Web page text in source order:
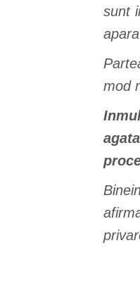
sunt
mod